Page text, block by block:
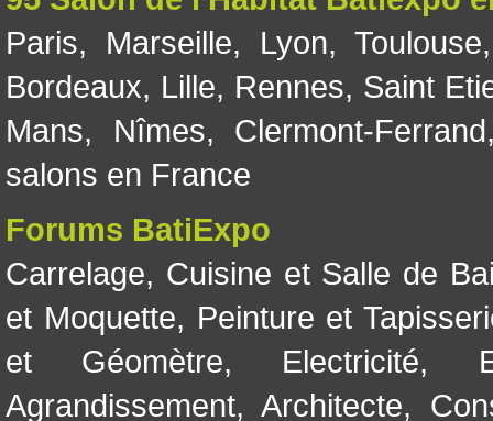
Paris, Marseille, Lyon, Toulouse
Bordeaux, Lille, Rennes, Saint
Mans, Nîmes, Clermont-Ferrand
salons en France
Forums BatiExpo
Carrelage, Cuisine et Salle de
et Moquette, Peinture et
et Géomètre, Electricité,
Agrandissement, Architecte,